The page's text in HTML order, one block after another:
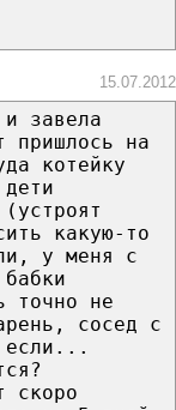
15.07.2012
завела
на
котейку
какую-то
у меня с
точно не
сосед с
если...
скоро